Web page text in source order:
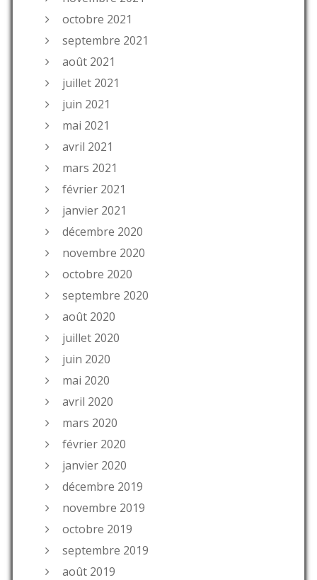
octobre 2021
septembre 2021
août 2021
juillet 2021
juin 2021
mai 2021
avril 2021
mars 2021
février 2021
janvier 2021
décembre 2020
novembre 2020
octobre 2020
septembre 2020
août 2020
juillet 2020
juin 2020
mai 2020
avril 2020
mars 2020
février 2020
janvier 2020
décembre 2019
novembre 2019
octobre 2019
septembre 2019
août 2019